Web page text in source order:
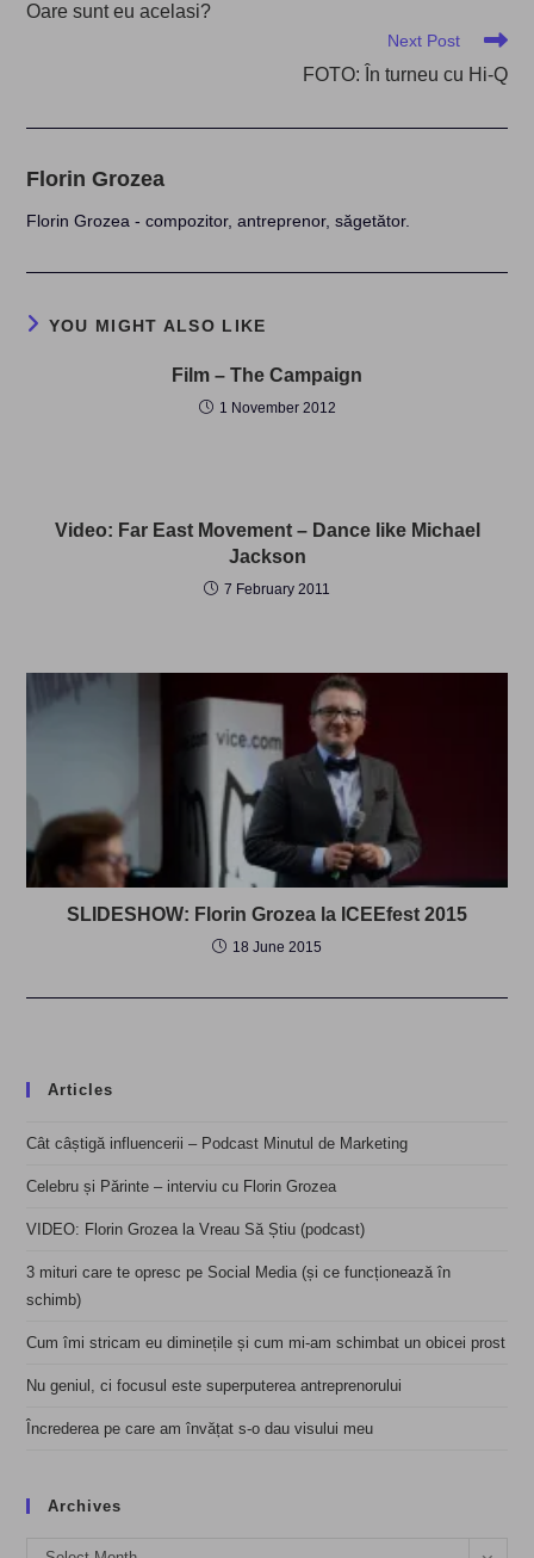
articles
Oare sunt eu acelasi?
Next Post
FOTO: În turneu cu Hi-Q
Florin Grozea
Florin Grozea - compozitor, antreprenor, săgetător.
YOU MIGHT ALSO LIKE
Film – The Campaign
1 November 2012
Video: Far East Movement – Dance like Michael
Jackson
7 February 2011
SLIDESHOW: Florin Grozea la ICEEfest 2015
18 June 2015
Articles
Cât câștigă influencerii – Podcast Minutul de Marketing
Celebru și Părinte – interviu cu Florin Grozea
VIDEO: Florin Grozea la Vreau Să Știu (podcast)
3 mituri care te opresc pe Social Media (și ce funcționează în
schimb)
Cum îmi stricam eu diminețile și cum mi-am schimbat un obicei prost
Nu geniul, ci focusul este superputerea antreprenorului
Încrederea pe care am învățat s-o dau visului meu
Archives
Archives